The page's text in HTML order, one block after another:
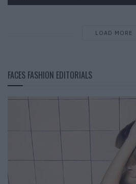
LOAD MORE
FACES FASHION EDITORIALS